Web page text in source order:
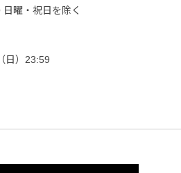
曜・祝日を除く
日）23:59